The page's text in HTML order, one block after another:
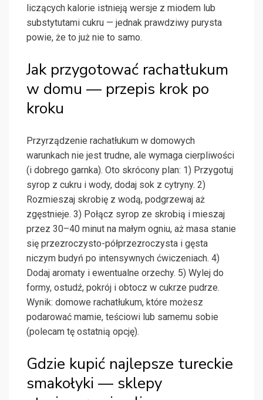
liczących kalorie istnieją wersje z miodem lub
substytutami cukru — jednak prawdziwy purysta
powie, że to już nie to samo.
Jak przygotować rachatłukum
w domu — przepis krok po
kroku
Przyrządzenie rachatłukum w domowych
warunkach nie jest trudne, ale wymaga cierpliwości
(i dobrego garnka). Oto skrócony plan: 1) Przygotuj
syrop z cukru i wody, dodaj sok z cytryny. 2)
Rozmieszaj skrobię z wodą, podgrzewaj aż
zgęstnieje. 3) Połącz syrop ze skrobią i mieszaj
przez 30–40 minut na małym ogniu, aż masa stanie
się przezroczysto-półprzezroczysta i gęsta
niczym budyń po intensywnych ćwiczeniach. 4)
Dodaj aromaty i ewentualne orzechy. 5) Wylej do
formy, ostudź, pokrój i obtocz w cukrze pudrze.
Wynik: domowe rachatłukum, które możesz
podarować mamie, teściowi lub samemu sobie
(polecam tę ostatnią opcję).
Gdzie kupić najlepsze tureckie
smakołyki — sklepy